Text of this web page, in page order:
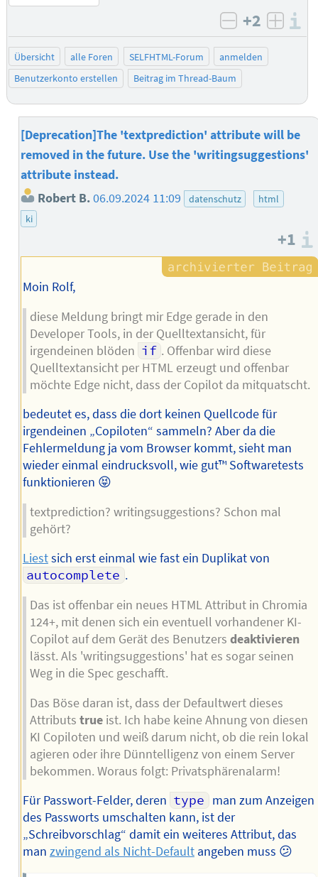
negativ
+2
Übersicht alle Foren SELFHTML-Forum
anmelden
Benutzerkonto erstellen
Beitrag im Thread-Baum
[Deprecation]The 'textprediction' attribute will be
removed in the future. Use the 'writingsuggestions'
attribute instead.
Robert B.06.09.2024 11:09 datenschutz
html
ki
+1
Moin Rolf,
diese Meldung bringt mir Edge gerade in den
Developer Tools, in der Quelltextansicht, für
irgendeinen blöden if . Offenbar wird diese
Quelltextansicht per HTML erzeugt und offenbar
möchte Edge nicht, dass der Copilot da mitquatscht.
bedeutet es, dass die dort keinen Quellcode für
irgendeinen „Copiloten“ sammeln? Aber da die
Fehlermeldung ja vom Browser kommt, sieht man
wieder einmal eindrucksvoll, wie gut™ Softwaretests
funktionieren 😝
textprediction? writingsuggestions? Schon mal
gehört?
Liestsich erst einmal wie fast ein Duplikat von
autocomplete .
Das ist offenbar ein neues HTML Attribut in Chromia
124+, mit denen sich ein eventuell vorhandener KI-
Copilot auf dem Gerät des Benutzers deaktivieren
lässt. Als 'writingsuggestions' hat es sogar seinen
Weg in die Spec geschafft.
Das Böse daran ist, dass der Defaultwert dieses
Attributs trueist. Ich habe keine Ahnung von diesen
KI Copiloten und weiß darum nicht, ob die rein lokal
agieren oder ihre Dünntelligenz von einem Server
bekommen. Woraus folgt: Privatsphärenalarm!
Für Passwort-Felder, deren type man zum Anzeigen
des Passworts umschalten kann, ist der
„Schreibvorschlag“ damit ein weiteres Attribut, das
man zwingend als Nicht-Defaultangeben muss 😕